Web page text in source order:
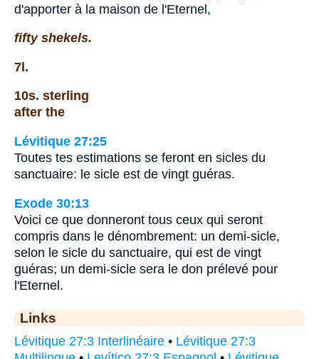
d'apporter à la maison de l'Eternel,
fifty shekels.
7l.
10s. sterling
after the
Lévitique 27:25
Toutes tes estimations se feront en sicles du
sanctuaire: le sicle est de vingt guéras.
Exode 30:13
Voici ce que donneront tous ceux qui seront
compris dans le dénombrement: un demi-sicle,
selon le sicle du sanctuaire, qui est de vingt
guéras; un demi-sicle sera le don prélevé pour
l'Eternel.
Links
Lévitique 27:3 Interlinéaire • Lévitique 27:3